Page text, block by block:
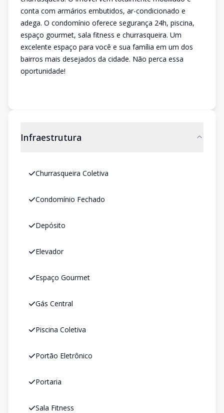
conta com armários embutidos, ar-condicionado e
adega. O condomínio oferece segurança 24h, piscina,
espaço gourmet, sala fitness e churrasqueira. Um
excelente espaço para você e sua família em um dos
bairros mais desejados da cidade. Não perca essa
oportunidade!
Infraestrutura
Churrasqueira Coletiva
Condomínio Fechado
Depósito
Elevador
Espaço Gourmet
Gás Central
Piscina Coletiva
Portão Eletrônico
Portaria
Sala Fitness